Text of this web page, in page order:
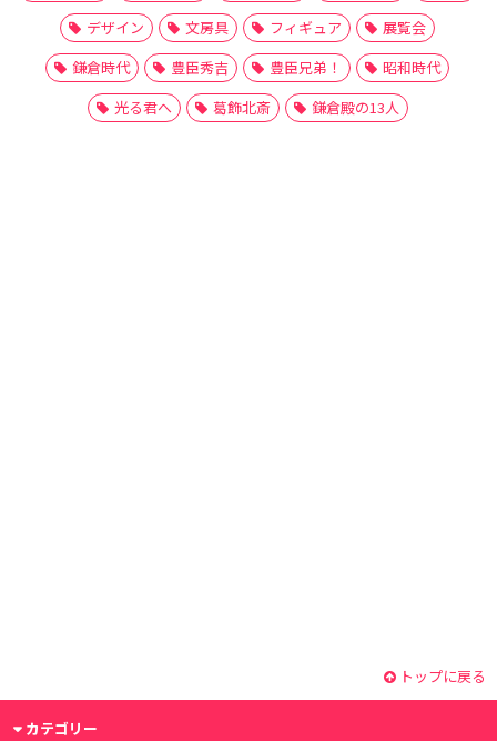
デザイン
文房具 フィギュア
展覧会
鎌倉時代
豊臣秀吉 豊臣兄弟！
昭和時代
光る君へ
葛飾北斎 鎌倉殿の13人
トップに戻る
カテゴリー